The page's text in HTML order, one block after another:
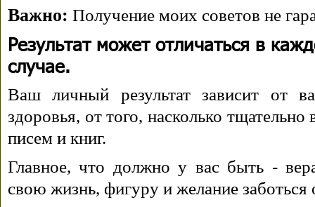
Важно: Получение моих советов не
Результат может отличаться в
случае.
Ваш личный результат зависит от
здоровья, от того, насколько
писем и книг.
Главное, что должно у вас быть -
свою жизнь, фигуру и желание заботься